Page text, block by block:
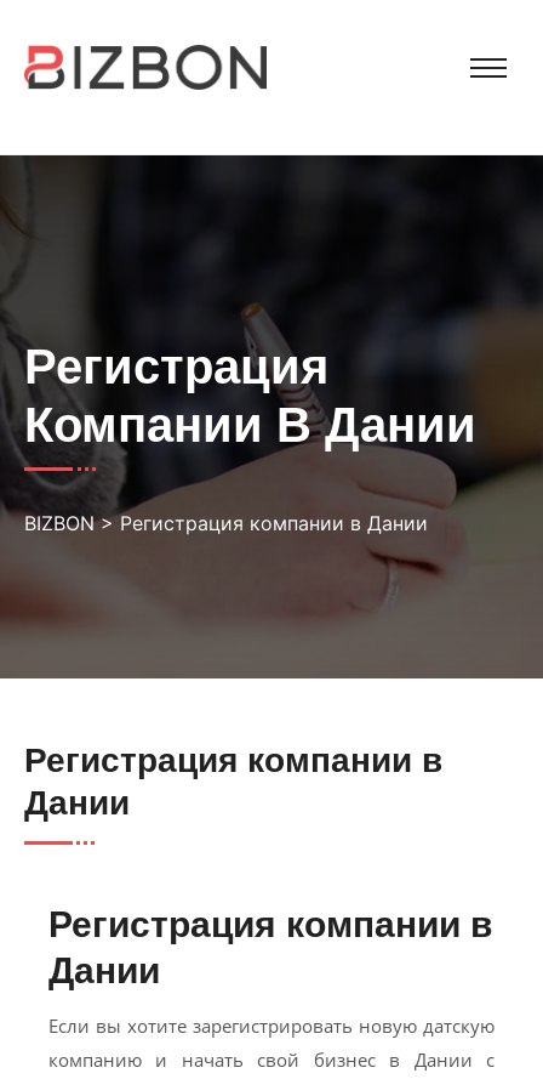
Регистрация
Компании В Дании
BIZBON>Регистрация компании в Дании
Регистрация компании в
Дании
Регистрация компании в
Дании
Если вы хотите зарегистрировать новую датскую
компанию и начать свой бизнес в Дании с